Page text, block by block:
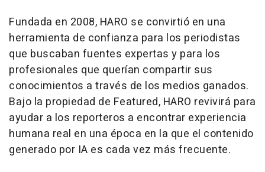
Fundada en 2008, HARO se convirtió en una
herramienta de confianza para los periodistas
que buscaban fuentes expertas y para los
profesionales que querían compartir sus
conocimientos a través de los medios ganados.
Bajo la propiedad de Featured, HARO revivirá para
ayudar a los reporteros a encontrar experiencia
humana real en una época en la que el contenido
generado por IA es cada vez más frecuente.